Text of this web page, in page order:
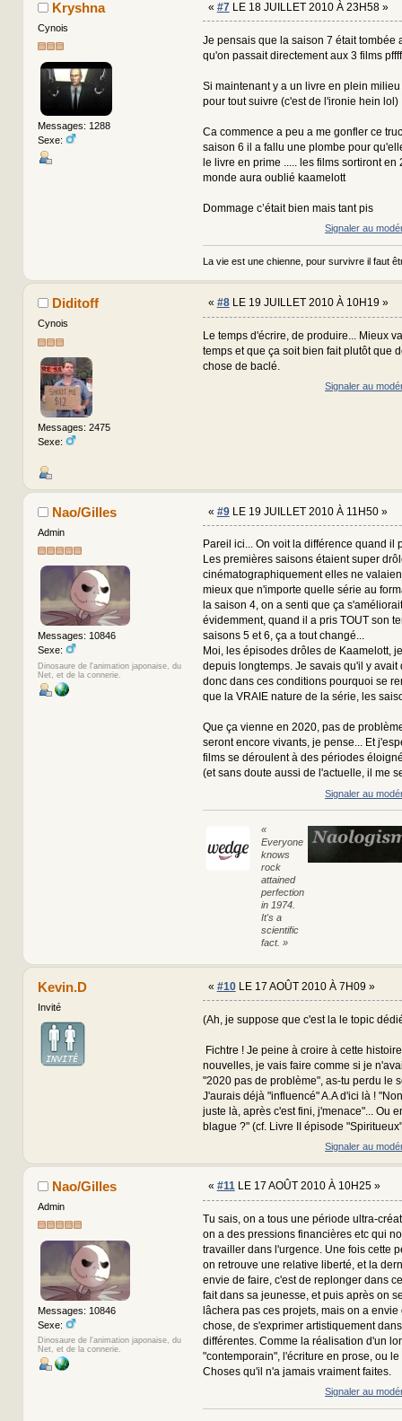
Kryshna
Cynois
Messages: 1288
Sexe:
« #7LE 18 JUILLET 2010 À 23H58 »
Je pensais que la saison 7 était tombée
qu'on passait directement aux 3 films pffff
Si maintenant y a un livre en plein
pour tout suivre (c'est de l'ironie hein lol)
Ca commence a peu a me gonfler ce
saison 6 il a fallu une plombe pour
le livre en prime ..... les films sortiront en
monde aura oublié kaamelott
Dommage c’était bien mais tant pis
Signaler au
La vie est une chienne, pour survivre il faut
Diditoff
Cynois
Messages: 2475
Sexe:
« #8LE 19 JUILLET 2010 À 10H19 »
Le temps d'écrire, de produire... Mieux
temps et que ça soit bien fait plutôt que
chose de baclé.
Signaler au
Nao/Gilles
Admin
Messages: 10846
Sexe:
Dinosaure de l'animation japonaise, du
Net, et de la connerie.
« #9LE 19 JUILLET 2010 À 11H50 »
Pareil ici... On voit la différence quand il
Les premières saisons étaient super
cinématographiquement elles ne
mieux que n'importe quelle série au
la saison 4, on a senti que ça
évidemment, quand il a pris TOUT son
saisons 5 et 6, ça a tout changé...
Moi, les épisodes drôles de Kaamelott,
depuis longtemps. Je savais qu'il y avait
donc dans ces conditions pourquoi se
que la VRAIE nature de la série, les
Que ça vienne en 2020, pas de
seront encore vivants, je pense... Et
films se déroulent à des périodes
(et sans doute aussi de l'actuelle, il me
Signaler au
«
Everyone
knows
rock
attained
perfection
in 1974.
It's a
scientific
fact. »
Kevin.D
Invité
« #10LE 17 AOÛT 2010 À 7H09 »
(Ah, je suppose que c'est la le topic
Fichtre ! Je peine à croire à cette
nouvelles, je vais faire comme si je
"2020 pas de problème", as-tu perdu le
J'aurais déjà "influencé" A.A d'ici là !
juste là, après c'est fini, j'menace"... Ou
blague ?" (cf. Livre II épisode
Signaler au
Nao/Gilles
Admin
Messages: 10846
Sexe:
Dinosaure de l'animation japonaise, du
Net, et de la connerie.
« #11LE 17 AOÛT 2010 À 10H25 »
Tu sais, on a tous une période ultra-
on a des pressions financières etc qui
travailler dans l'urgence. Une fois cette
on retrouve une relative liberté, et la
envie de faire, c'est de replonger dans
fait dans sa jeunesse, et puis après on
lâchera pas ces projets, mais on a
chose, de s'exprimer artistiquement
différentes. Comme la réalisation d'un
"contemporain", l'écriture en prose, ou
Choses qu'il n'a jamais vraiment faites.
Signaler au